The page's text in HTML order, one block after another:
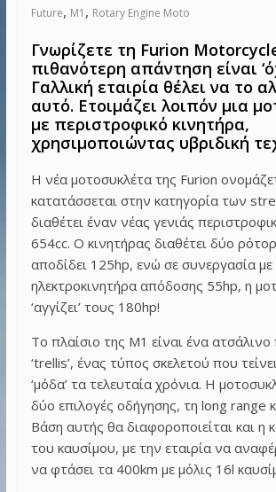
Future, M1 , Rotary Engine Moto
Γνωρίζετε τη Furion
πιθανότερη απάντηση είναι
Γαλλική εταιρία θέλει να το
αυτό. Ετοιμάζει λοιπόν μια
με περιστροφικό κινητήρα,
χρησιμοποιώντας υβριδική
Η νέα μοτοσυκλέτα της Furion
κατατάσσεται στην κατηγορία των
διαθέτει έναν νέας γενιάς
654cc. Ο κινητήρας διαθέτει δύο
αποδίδει 125hp, ενώ σε συνεργασία με
ηλεκτροκινητήρα απόδοσης 55hp, η
‘αγγίζει’ τους 180hp!
Το πλαίσιο της M1 είναι ένα
‘trellis’, ένας τύπος σκελετού που
‘μόδα’ τα τελευταία χρόνια. Η
δύο επιλογές οδήγησης, τη long range
Βάση αυτής θα διαφοροποιείται και η
του καυσίμου, με την εταιρία να
να φτάσει τα 400km με μόλις 16l